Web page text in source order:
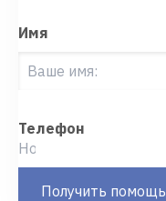
Имя
Телефон
Получить помощь